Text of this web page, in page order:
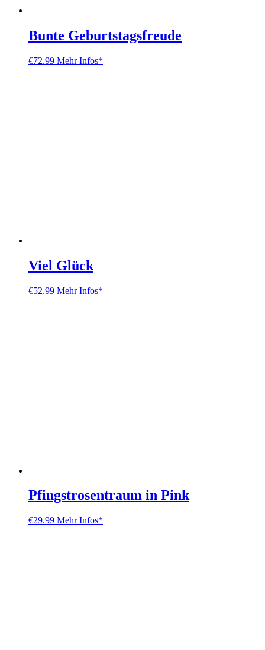
Bunte Geburtstagsfreude
€72.99 Mehr Infos*
Viel Glück
€52.99 Mehr Infos*
Pfingstrosentraum in Pink
€29.99 Mehr Infos*